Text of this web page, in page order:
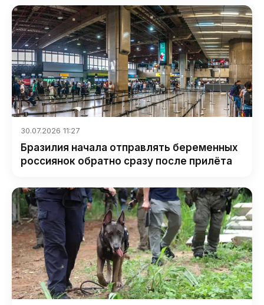
30.07.2026 11:27
Бразилия начала отправлять беременных
россиянок обратно сразу после прилёта